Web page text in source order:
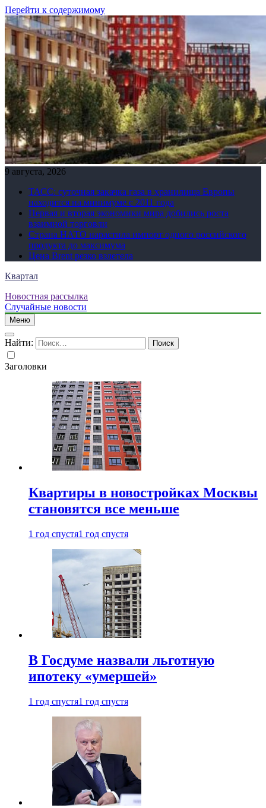
Перейти к содержимому
9 августа, 2026
ТАСС: суточная закачка газа в хранилища Европы
находится на минимуме с 2011 года
Первая и вторая экономики мира добились роста
взаимной торговли
Страна НАТО нарастила импорт одного российского
продукта до максимума
Цена Brent резко взлетела
Квартал
Новостная рассылка
Случайные новости
Меню
Найти:
Заголовки
Квартиры в новостройках Москвы
становятся все меньше
1 год спустя1 год спустя
В Госдуме назвали льготную
ипотеку «умершей»
1 год спустя1 год спустя